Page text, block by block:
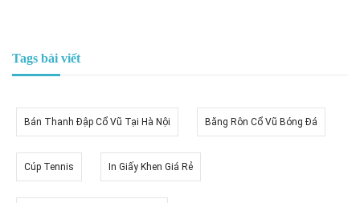
Tags bài viết
Bán Thanh Đập Cổ Vũ Tại Hà Nội Băng Rôn Cổ Vũ Bóng Đá
Cúp Tennis In Giấy Khen Giá Rẻ